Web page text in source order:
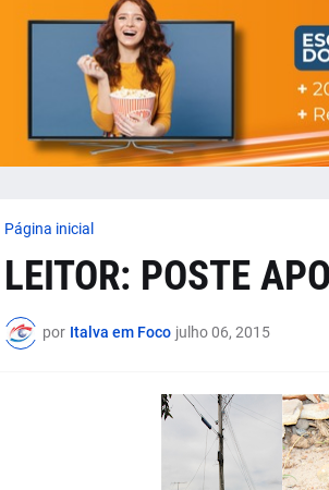
Página inicial
LEITOR: POSTE
por Italva em Foco julho 06, 2015